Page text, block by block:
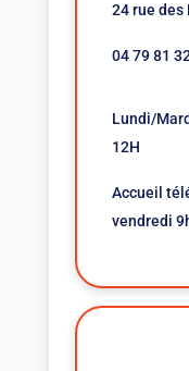
24 rue des
04 79 81
Lundi/
12H
Accueil
vendredi